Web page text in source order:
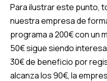
Para ilustrar este punto,
nuestra empresa de
programa a 200€ con un
50€ sigue siendo
30€ de beneficio por
alcanza los 90€, la